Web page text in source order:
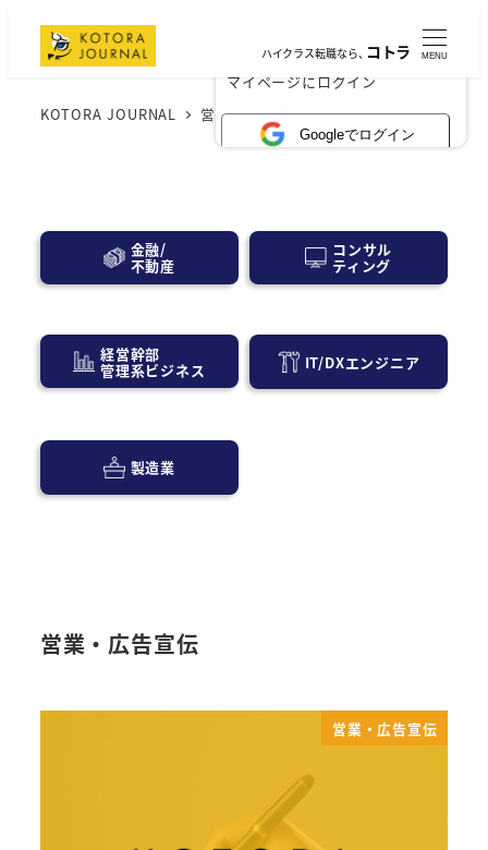
×
マイページにログイン
Googleでログイン
ハイクラス転職なら、コトラ MENU
KOTORA JOURNAL 営業・広告宣伝
金融/
不動産
コンサル
ティング
経営幹部
管理系ビジネス IT/DXエンジニア
製造業
営業・広告宣伝
営業・広告宣伝